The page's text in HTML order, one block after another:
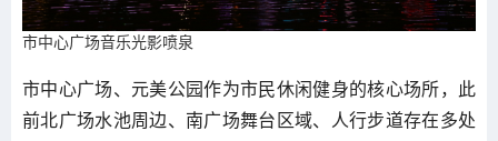
市中心广场音乐光影喷泉
市中心广场、元美公园作为市民休闲健身的核心场所，此
前北广场水池周边、南广场舞台区域、人行步道存在多处